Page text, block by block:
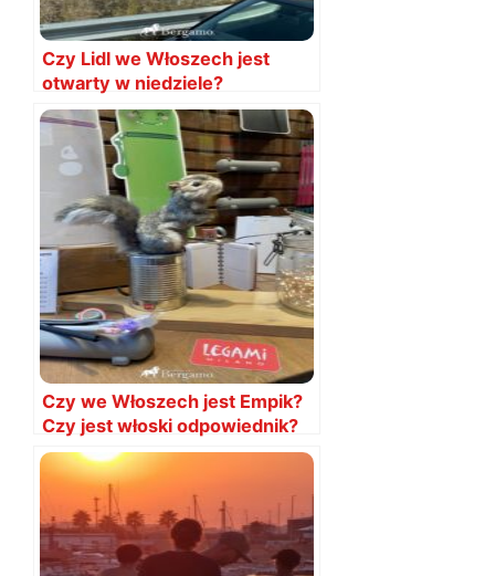
Czy Lidl we Włoszech jest
otwarty w niedziele?
Czy we Włoszech jest Empik?
Czy jest włoski odpowiednik?